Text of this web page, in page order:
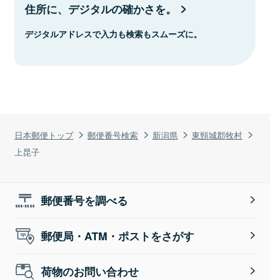
日本郵便トップ 郵便番号検索 新潟県
東頸城郡牧村
上昆子
住所に、デジタルの確かさを。
デジタルアドレスで入力も検索もスムーズに。
郵便番号を調べる
郵便局・ATM・ポストをさがす
荷物のお問い合わせ